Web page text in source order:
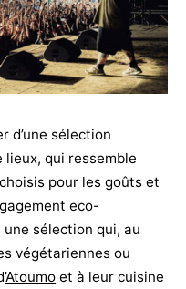
d’une sélection
qui ressemble
pour les goûts et
eco-
sélection qui, au
végétariennes ou
Atoumo et à leur cuisine